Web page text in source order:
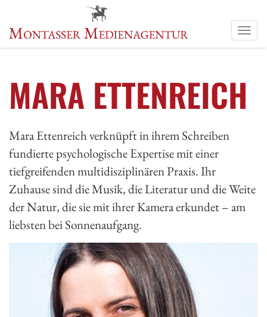
MARA ETTENREICH
Mara Ettenreich verknüpft in ihrem Schreiben
fundierte psychologische Expertise mit einer
tiefgreifenden multidisziplinären Praxis. Ihr
Zuhause sind die Musik, die Literatur und die Weite
der Natur, die sie mit ihrer Kamera erkundet – am
liebsten bei Sonnenaufgang.